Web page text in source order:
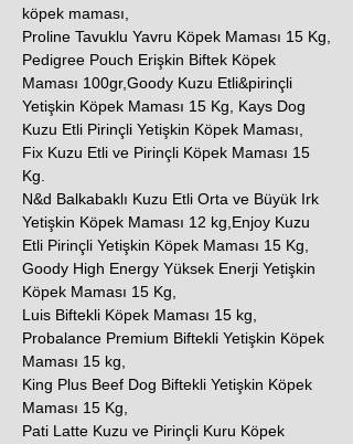
köpek maması,
Proline Tavuklu Yavru Köpek Maması 15 Kg,
Pedigree Pouch Erişkin Biftek Köpek
Maması 100gr,Goody Kuzu Etli&pirinçli
Yetişkin Köpek Maması 15 Kg, Kays Dog
Kuzu Etli Pirinçli Yetişkin Köpek Maması,
Fix Kuzu Etli ve Pirinçli Köpek Maması 15
Kg.
N&d Balkabaklı Kuzu Etli Orta ve Büyük Irk
Yetişkin Köpek Maması 12 kg,Enjoy Kuzu
Etli Pirinçli Yetişkin Köpek Maması 15 Kg,
Goody High Energy Yüksek Enerji Yetişkin
Köpek Maması 15 Kg,
Luis Biftekli Köpek Maması 15 kg,
Probalance Premium Biftekli Yetişkin Köpek
Maması 15 kg,
King Plus Beef Dog Biftekli Yetişkin Köpek
Maması 15 Kg,
Pati Latte Kuzu ve Pirinçli Kuru Köpek